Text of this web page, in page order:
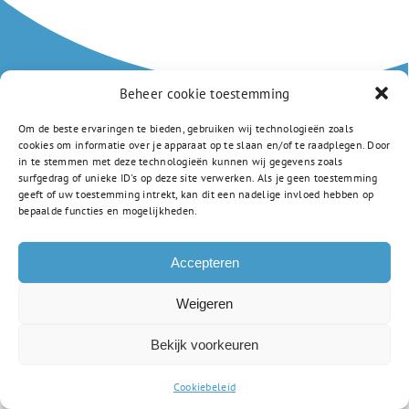
Beheer cookie toestemming
Om de beste ervaringen te bieden, gebruiken wij technologieën zoals
cookies om informatie over je apparaat op te slaan en/of te raadplegen. Door
in te stemmen met deze technologieën kunnen wij gegevens zoals
surfgedrag of unieke ID's op deze site verwerken. Als je geen toestemming
geeft of uw toestemming intrekt, kan dit een nadelige invloed hebben op
bepaalde functies en mogelijkheden.
Accepteren
Weigeren
Bekijk voorkeuren
Cookiebeleid
Amstellandlaan 1a
1382 CD Weesp
0294 805 250
info-vsc@gsf.nl
Privacyverklaring